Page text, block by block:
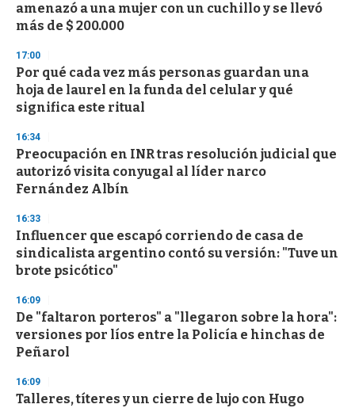
amenazó a una mujer con un cuchillo y se llevó
más de $ 200.000
17:00
Por qué cada vez más personas guardan una
hoja de laurel en la funda del celular y qué
significa este ritual
16:34
Preocupación en INR tras resolución judicial que
autorizó visita conyugal al líder narco
Fernández Albín
16:33
Influencer que escapó corriendo de casa de
sindicalista argentino contó su versión: "Tuve un
brote psicótico"
16:09
De "faltaron porteros" a "llegaron sobre la hora":
versiones por líos entre la Policía e hinchas de
Peñarol
16:09
Talleres, títeres y un cierre de lujo con Hugo